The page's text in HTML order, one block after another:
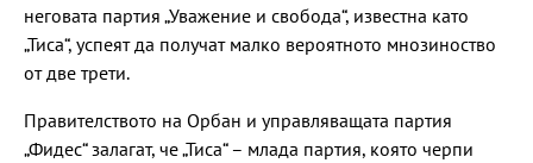
неговата партия „Уважение и свобода“, известна като
„Тиса“, успеят да получат малко вероятното мнозиноство
от две трети.
Правителството на Орбан и управляващата партия
„Фидес“ залагат, че „Тиса“ – млада партия, която черпи